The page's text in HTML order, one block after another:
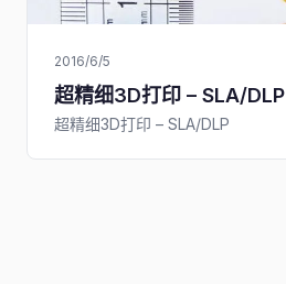
2016/6/5
超精细3D打印 – SLA/DLP
超精细3D打印 – SLA/DLP